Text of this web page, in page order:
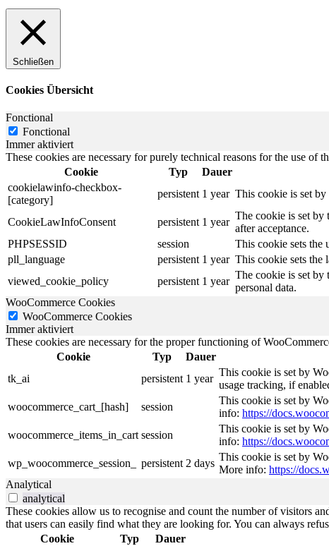
Schließen
Cookies Übersicht
Fonctional
Fonctional
Immer aktiviert
These cookies are necessary for purely technical reasons for the use of
Cookie
Typ Dauer
cookielawinfo-checkbox-
[category]
persistent 1 year This cookie is set
CookieLawInfoConsent persistent 1 year
The cookie is set by
after acceptance.
PHPSESSID
session
This cookie sets the
pll_language
persistent 1 year This cookie sets the
viewed_cookie_policy
persistent 1 year
The cookie is set by
personal data.
WooCommerce Cookies
WooCommerce Cookies
Immer aktiviert
These cookies are necessary for the proper functioning of
Cookie
Typ Dauer
tk_ai
persistent 1 year
This cookie is set by
usage tracking, if
woocommerce_cart_[hash]
session
This cookie is set by
info: https://
woocommerce_items_in_cart session
This cookie is set by
info: https://
wp_woocommerce_session_
persistent 2 days
This cookie is set by
More info: https://
Analytical
analytical
These cookies allow us to recognise and count the number of visitors
that users can easily find what they are looking for. You can always
Cookie
Typ Dauer